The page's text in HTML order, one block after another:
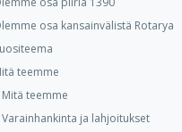
osa kansainvälistä Rotarya
teemme
Mitä teemme
Varainhankinta ja lahjoitukset